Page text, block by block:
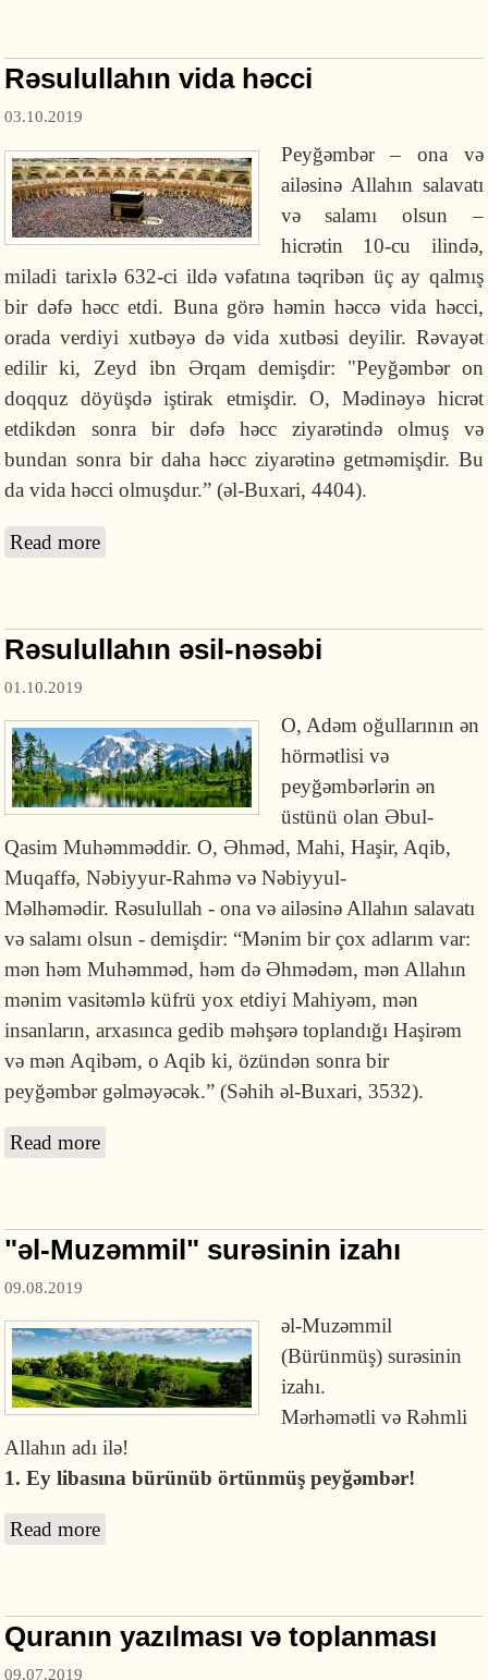
Rəsulullahın vida həcci
03.10.2019
Peyğəmbər – ona və
ailəsinə Allahın salavatı
və salamı olsun –
hicrətin 10-cu ilində,
miladi tarixlə 632-ci ildə vəfatına təqribən üç ay qalmış
bir dəfə həcc etdi. Buna görə həmin həccə vida həcci,
orada verdiyi xutbəyə də vida xutbəsi deyilir. Rəvayət
edilir ki, Zeyd ibn Ərqam demişdir: "Peyğəmbər on
doqquz döyüşdə iştirak etmişdir. O, Mədinəyə hicrət
etdikdən sonra bir dəfə həcc zi­ya­rə­tin­də olmuş və
bundan sonra bir daha həcc ziyarətinə getməmişdir. Bu
da vida həcci olmuşdur.” (əl-Buxari, 4404).
Read more
Rəsulullahın əsil-nəsəbi
01.10.2019
O, Adəm oğullarının ən
hörmətlisi və
peyğəmbərlərin ən
üstünü olan Əbul-
Qasim Muhəmməddir. O, Əhməd, Mahi, Haşir, Aqib,
Muqaffə, Nəbiyyur-Rahmə və Nəbiyyul-
Məlhəmədir. Rəsulullah - ona və ailəsinə Allahın salavatı
və salamı olsun - demişdir: “Mənim bir çox adlarım var:
mən həm Muhəmməd, həm də Əhmədəm, mən Allahın
mənim vasitəmlə küfrü yox etdiyi Mahiyəm, mən
insanların, arxasınca gedib məhşərə toplandığı Haşirəm
və mən Aqibəm, o Aqib ki, özündən sonra bir
peyğəmbər gəlməyəcək.” (Səhih əl-Buxari, 3532).
Read more
"əl-Muzəmmil" surəsinin izahı
09.08.2019
əl-Muzəmmil
(Bürünmüş) surəsinin
izahı.
Mərhəmətli və Rəhmli
Allahın adı ilə!
1. Ey libasına bürünüb örtünmüş peyğəmbər!
Read more
Quranın yazılması və toplanması
09.07.2019